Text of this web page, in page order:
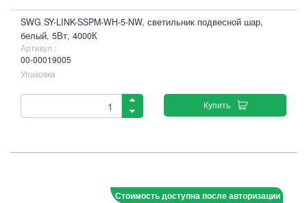
SWG SY-LINK-SSPM-WH-5-NW, светильник подвесной шар,
белый, 5Вт, 4000К
Артикул :
00-00019005
Упаковка
Купить
Стоимость доступна после авторизации